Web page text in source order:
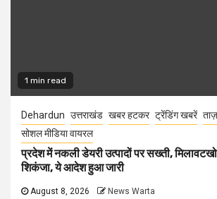
1 min read
Dehardun उत्तराखंड खबर हटकर ट्रेंडिंग खबरें
सोशल मीडिया वायरल
प्रदेश में नकली डेयरी उत्पादों पर सख्ती,
शिकंजा, ये आदेश हुआ जारी
August 8, 2026 News Warta